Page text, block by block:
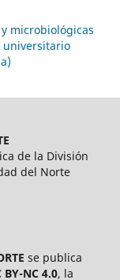
microbiológicas
universitario
de la División
del Norte
se publica
NC 4.0, la